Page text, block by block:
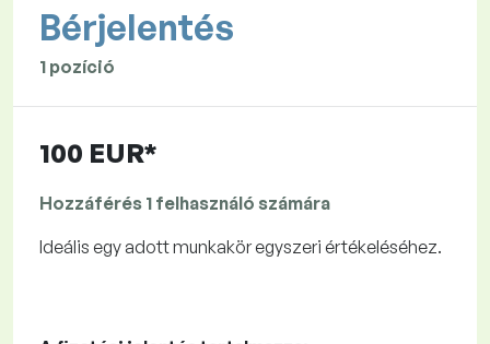
Bérjelentés
1 pozíció
100 EUR*
Hozzáférés 1 felhasználó számára
Ideális egy adott munkakör egyszeri értékeléséhez.